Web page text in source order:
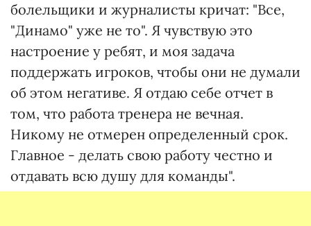
болельщики и журналисты кричат: "Все,
"Динамо" уже не то". Я чувствую это
настроение у ребят, и моя задача
поддержать игроков, чтобы они не думали
об этом негативе. Я отдаю себе отчет в
том, что работа тренера не вечная.
Никому не отмерен определенный срок.
Главное - делать свою работу честно и
отдавать всю душу для команды".